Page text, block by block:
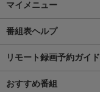
マイメニュー
番組表ヘルプ
リモート録画予約ガイド
おすすめ番組